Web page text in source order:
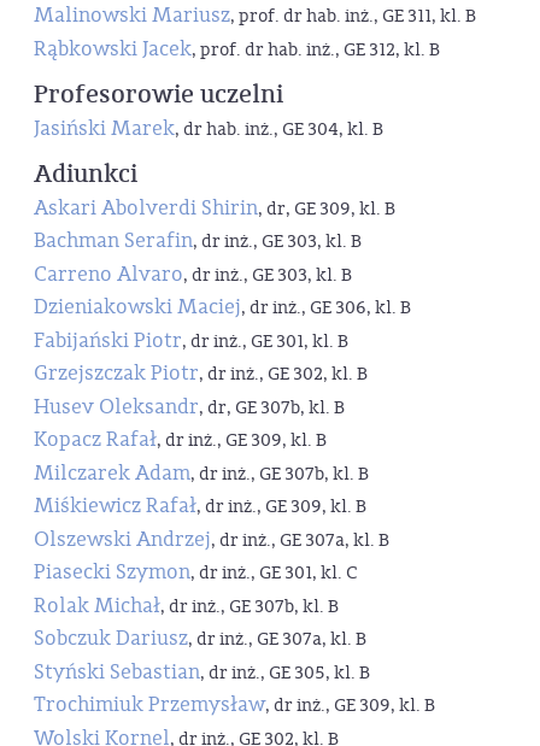
Malinowski Mariusz, prof. dr hab. inż., GE 311, kl. B
Rąbkowski Jacek, prof. dr hab. inż., GE 312, kl. B
Profesorowie uczelni
Jasiński Marek, dr hab. inż., GE 304, kl. B
Adiunkci
Askari Abolverdi Shirin, dr, GE 309, kl. B
Bachman Serafin, dr inż., GE 303, kl. B
Carreno Alvaro, dr inż., GE 303, kl. B
Dzieniakowski Maciej, dr inż., GE 306, kl. B
Fabijański Piotr, dr inż., GE 301, kl. B
Grzejszczak Piotr, dr inż., GE 302, kl. B
Husev Oleksandr, dr, GE 307b, kl. B
Kopacz Rafał, dr inż., GE 309, kl. B
Milczarek Adam, dr inż., GE 307b, kl. B
Miśkiewicz Rafał, dr inż., GE 309, kl. B
Olszewski Andrzej, dr inż., GE 307a, kl. B
Piasecki Szymon, dr inż., GE 301, kl. C
Rolak Michał, dr inż., GE 307b, kl. B
Sobczuk Dariusz, dr inż., GE 307a, kl. B
Styński Sebastian, dr inż., GE 305, kl. B
Trochimiuk Przemysław, dr inż., GE 309, kl. B
Wolski Kornel, dr inż., GE 302, kl. B